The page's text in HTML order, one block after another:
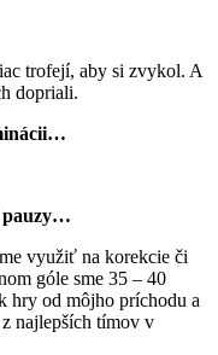
trofejí, aby si zvykol. A
dopriali.
pauzy…
využiť na korekcie či
góle sme 35 – 40
hry od môjho príchodu a
najlepších tímov v